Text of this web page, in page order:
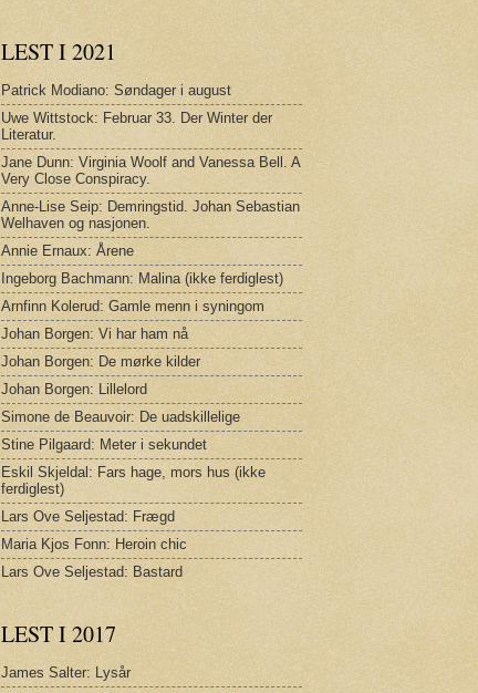
LEST I 2021
Patrick Modiano: Søndager i august
Uwe Wittstock: Februar 33. Der Winter der
Literatur.
Jane Dunn: Virginia Woolf and Vanessa Bell. A
Very Close Conspiracy.
Anne-Lise Seip: Demringstid. Johan Sebastian
Welhaven og nasjonen.
Annie Ernaux: Årene
Ingeborg Bachmann: Malina (ikke ferdiglest)
Arnfinn Kolerud: Gamle menn i syningom
Johan Borgen: Vi har ham nå
Johan Borgen: De mørke kilder
Johan Borgen: Lillelord
Simone de Beauvoir: De uadskillelige
Stine Pilgaard: Meter i sekundet
Eskil Skjeldal: Fars hage, mors hus (ikke
ferdiglest)
Lars Ove Seljestad: Frægd
Maria Kjos Fonn: Heroin chic
Lars Ove Seljestad: Bastard
LEST I 2017
James Salter: Lysår